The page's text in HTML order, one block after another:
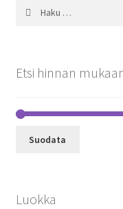
Etsi hinnan
Suodata
Luokka